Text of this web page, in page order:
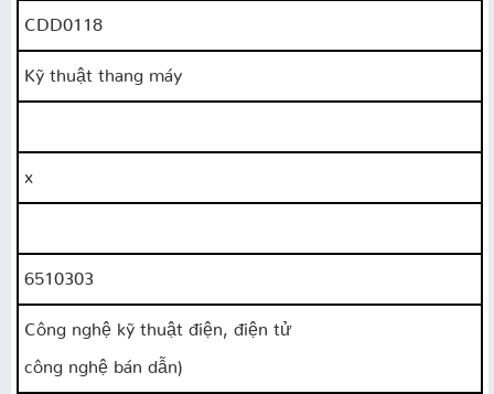
CDD0118
Kỹ thuật thang máy
x
6510303
Công nghệ kỹ thuật điện, điện tử
công nghệ bán dẫn)